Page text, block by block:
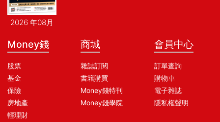
2026 年08月
Money錢
股票
基金
保險
房地產
輕理財
商城
雜誌訂閱
書籍購買
Money錢特刊
Money錢學院
會員中心
訂單查詢
購物車
電子雜誌
隱私權聲明